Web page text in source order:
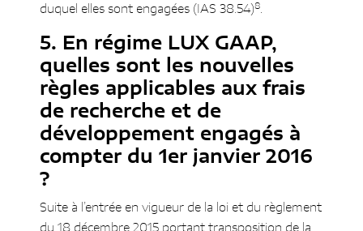
duquel elles sont engagées (IAS 38.54)8.
En régime LUX GAAP,
quelles sont les nouvelles
règles applicables aux frais
de recherche et de
développement engagés à
compter du 1er janvier 2016
?
Suite à l’entrée en vigueur de la loi et du règlement
du 18 décembre 2015 portant transposition de la